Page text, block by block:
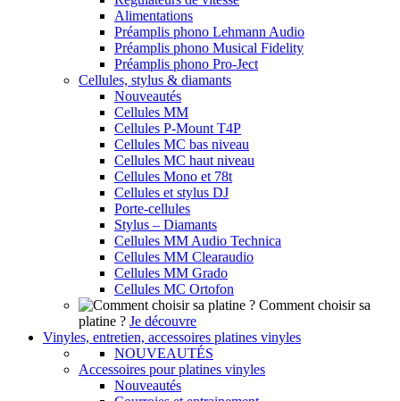
Alimentations
Préamplis phono Lehmann Audio
Préamplis phono Musical Fidelity
Préamplis phono Pro-Ject
Cellules, stylus & diamants
Nouveautés
Cellules MM
Cellules P-Mount T4P
Cellules MC bas niveau
Cellules MC haut niveau
Cellules Mono et 78t
Cellules et stylus DJ
Porte-cellules
Stylus – Diamants
Cellules MM Audio Technica
Cellules MM Clearaudio
Cellules MM Grado
Cellules MC Ortofon
Comment choisir sa
platine ? Je découvre
Vinyles, entretien, accessoires platines vinyles
NOUVEAUTÉS
Accessoires pour platines vinyles
Nouveautés